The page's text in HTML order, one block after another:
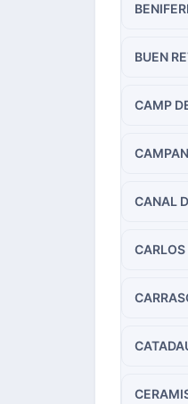
BUEN
CAMP
CANAL
CARLOS